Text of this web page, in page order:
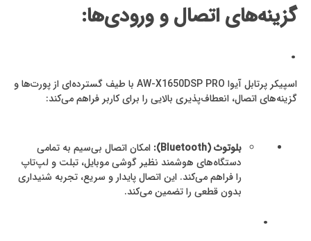
گزینه‌های اتصال و ورودی‌ها:
.
اسپیکر پرتابل آیوا AW-X1650DSP PRO با طیف گسترده‌ای از پورت‌ها و
گزینه‌های اتصال، انعطاف‌پذیری بالایی را برای کاربر فراهم می‌کند:
بلوتوث (Bluetooth):
امکان اتصال بی‌سیم به تمامی
دستگاه‌های هوشمند نظیر گوشی موبایل، تبلت و لپ‌تاپ
را فراهم می‌کند. این اتصال پایدار و سریع، تجربه شنیداری
بدون قطعی را تضمین می‌کند.
.